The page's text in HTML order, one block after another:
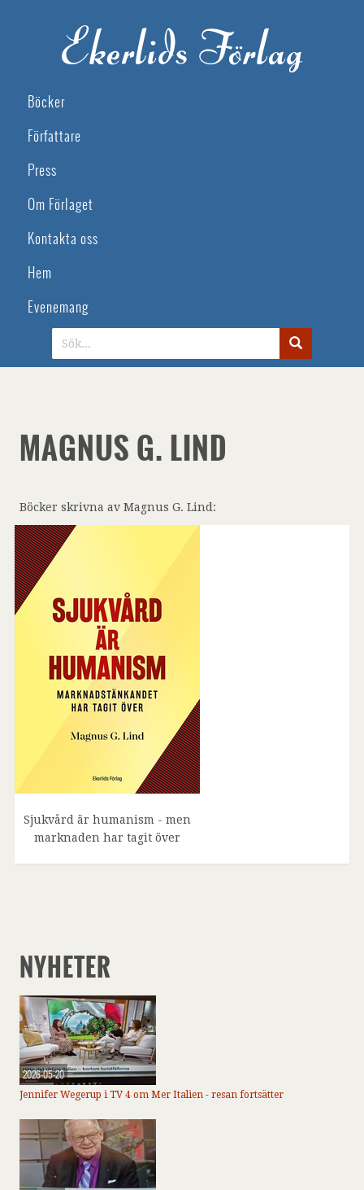
Böcker
Författare
Press
Om Förlaget
Kontakta oss
Hem
Evenemang
MAGNUS G. LIND
Böcker skrivna av Magnus G. Lind:
Sjukvård är humanism - men
marknaden har tagit över
NYHETER
2026-05-20
Jennifer Wegerup i TV 4 om Mer Italien - resan fortsätter